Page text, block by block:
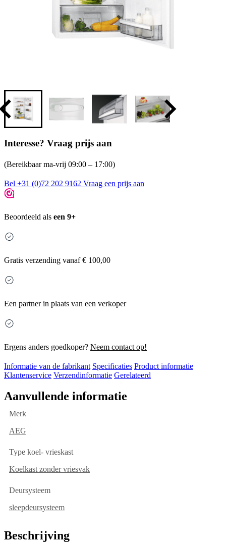
Interesse? Vraag prijs aan
(Bereikbaar ma-vrij 09:00 – 17:00)
Bel +31 (0)72 202 9162 Vraag een prijs aan
Beoordeeld als een 9+
Gratis verzending vanaf € 100,00
Een partner in plaats van een verkoper
Ergens anders goedkoper? Neem contact op!
Informatie van de fabrikant Specificaties Product informatie
Klantenservice Verzendinformatie Gerelateerd
Aanvullende informatie
Merk
AEG
Type koel- vrieskast
Koelkast zonder vriesvak
Deursysteem
sleepdeursysteem
Beschrijving